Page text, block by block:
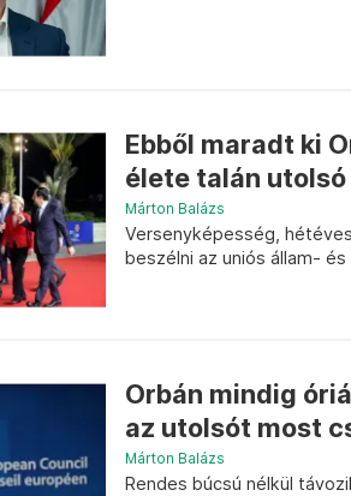
Ebből maradt ki
élete talán
Márton Balázs
Versenyképesség,
beszélni az uniós állam-
Orbán mindig
az utolsót most
Márton Balázs
Rendes búcsú nélkül